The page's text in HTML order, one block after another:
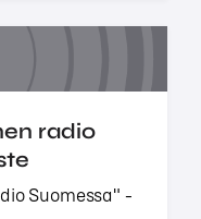
radio
Suomessa" -